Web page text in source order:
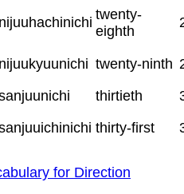
nijuuhachinichi twenty-
eighth
nijuukyuunichi twenty-ninth
thirtieth
thirty-first
for Direction